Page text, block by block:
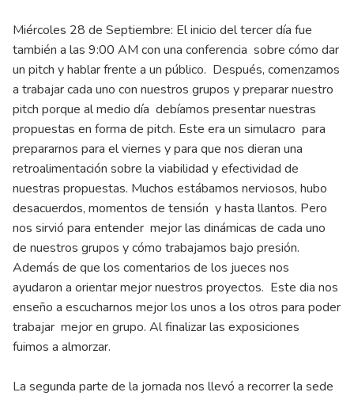
Miércoles 28 de Septiembre: El inicio del tercer día fue
también a las 9:00 AM con una conferencia sobre cómo dar
un pitch y hablar frente a un público. Después, comenzamos
a trabajar cada uno con nuestros grupos y preparar nuestro
pitch porque al medio día debíamos presentar nuestras
propuestas en forma de pitch. Este era un simulacro para
prepararnos para el viernes y para que nos dieran una
retroalimentación sobre la viabilidad y efectividad de
nuestras propuestas. Muchos estábamos nerviosos, hubo
desacuerdos, momentos de tensión y hasta llantos. Pero
nos sirvió para entender mejor las dinámicas de cada uno
de nuestros grupos y cómo trabajamos bajo presión.
Además de que los comentarios de los jueces nos
ayudaron a orientar mejor nuestros proyectos. Este dia nos
enseño a escucharnos mejor los unos a los otros para poder
trabajar mejor en grupo. Al finalizar las exposiciones
fuimos a almorzar.
La segunda parte de la jornada nos llevó a recorrer la sede